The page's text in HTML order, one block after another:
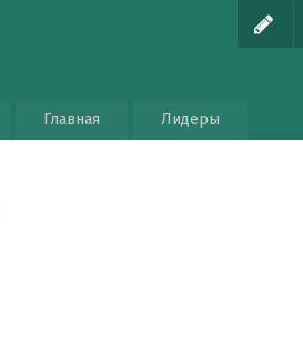
Главная Лидеры